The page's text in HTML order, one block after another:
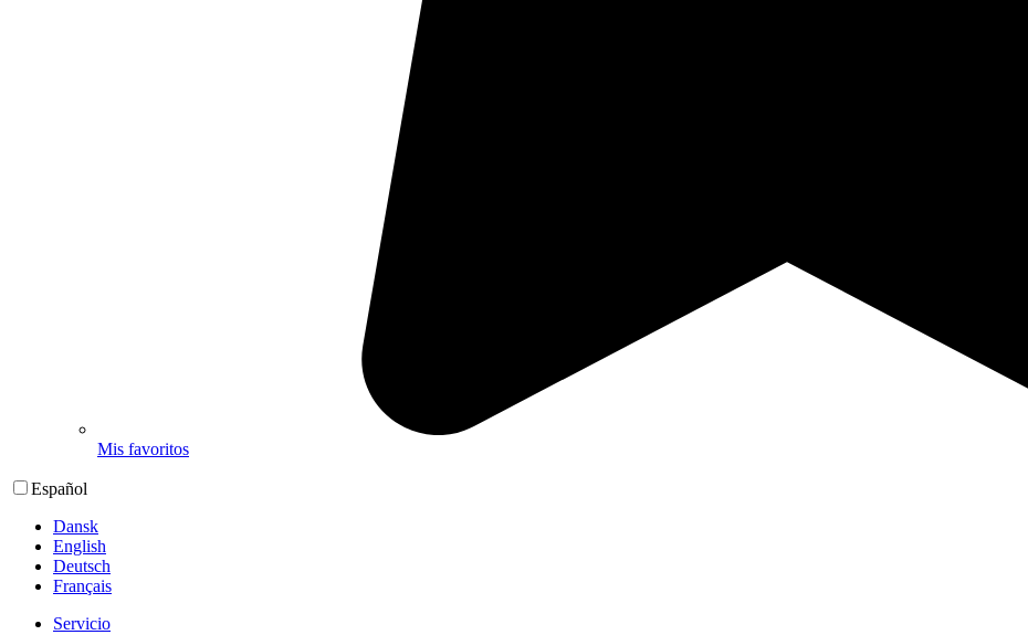
Mis favoritos
Español
Dansk
English
Deutsch
Français
Servicio